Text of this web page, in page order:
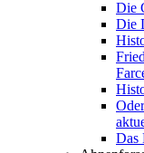
Die
Die
Das